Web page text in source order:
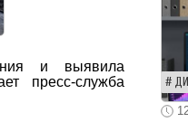
и выявила
пресс-служба